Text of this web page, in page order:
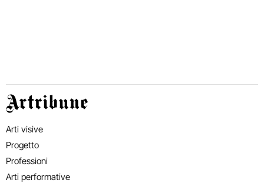
Artribune
Arti visive
Progetto
Professioni
Arti performative